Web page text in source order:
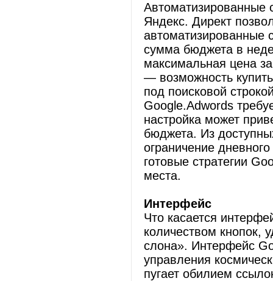
Автоматизированные
Яндекс. Директ
автоматизированные
сумма бюджета в
максимальная цена
— возможность
под поисковой
Google.Adwords
настройка может
бюджета. Из
ограничение
готовые стратегии
места.
Интерфейс
Что касается
количеством кнопок,
слона». Интерфейс
управления
пугает обилием